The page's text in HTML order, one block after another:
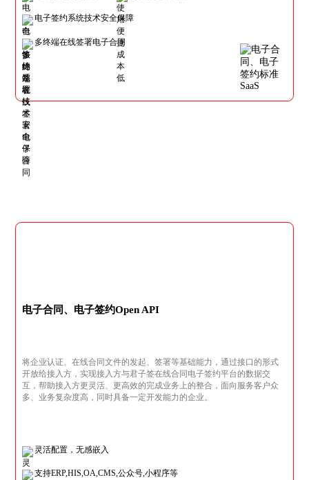
电子签约系统技术安全保障
多终端在线签署电子合同
电子合同、电子签约Open API
将企业认证、在线合同文件的发起、签署等基础能力，通过接口的形式
开放给接入方，实现接入方与君子签在线合同电子签约平台的数据交
互，帮助接入方更灵活、更高效的完成业务上的整合，面向服务客户众
多、业务复杂度高，同时具备一定开发能力的企业。
灵活配置，无感嵌入
支持ERP,HIS,OA,CMS,公众号,小程序等